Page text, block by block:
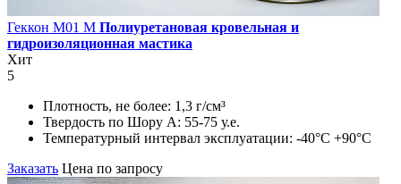
Геккон М01 М Полиуретановая кровельная и
гидроизоляционная мастика
Хит
5
Плотность, не более: 1,3 г/см³
Твердость по Шору А: 55-75 у.е.
Температурный интервал эксплуатации: -40°С +90°С
Заказать Цена по запросу